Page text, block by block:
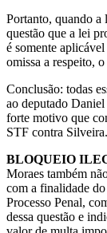
Portanto, quando a
questão que a lei
é somente
omissa a respeito,
Conclusão: todas
ao deputado
forte motivo que
STF contra Silveira.
BLOQUEIO
Moraes também
com a finalidade
Processo Penal,
dessa questão e